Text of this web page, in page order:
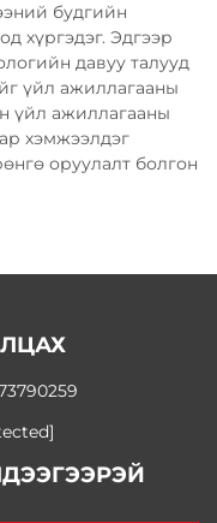
будгийн
хүргэдэг. Эдгээр
давуу талууд
үйл ажиллагааны
үйл ажиллагааны
хэмжээлдэг
оруулалт болгон